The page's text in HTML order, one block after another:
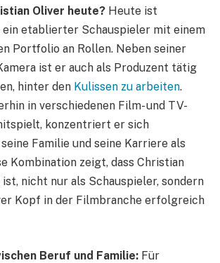
Oliver heute? Heute ist
ein etablierter Schauspieler mit einem
Portfolio an Rollen. Neben seiner
ist er auch als Produzent tätig
hinter den Kulissen zu arbeiten.
in verschiedenen Film- und TV-
konzentriert er sich
Familie und seine Karriere als
Kombination zeigt, dass Christian
nicht nur als Schauspieler, sondern
Kopf in der Filmbranche erfolgreich
Beruf und Familie: Für